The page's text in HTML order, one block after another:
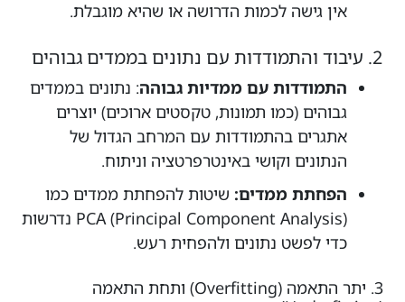
אין גישה לכמות הדרושה או שהיא מוגבלת.
2. עיבוד והתמודדות עם נתונים בממדים גבוהים
התמודדות עם ממדיות גבוהה: נתונים בממדים
גבוהים (כמו תמונות, טקסטים ארוכים) יוצרים
אתגרים בהתמודדות עם המרחב הגדול של
הנתונים וקושי באינטרפרטציה וניתוח.
הפחתת ממדים: שיטות להפחתת ממדים כמו
PCA (Principal Component Analysis) נדרשות
כדי לפשט נתונים ולהפחית רעש.
3. יתר התאמה (Overfitting) ותחת התאמה